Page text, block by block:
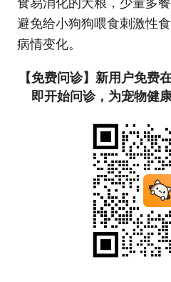
避免给小狗狗喂食刺激性
病情变化。
【免费问诊】新用户免费
即开始问诊，为宠物健